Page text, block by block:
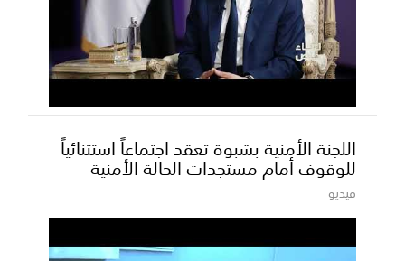
اللجنة الأمنية بشبوة تعقد اجتماعاً استثنائياً
للوقوف أمام مستجدات الحالة الأمنية
فيديو